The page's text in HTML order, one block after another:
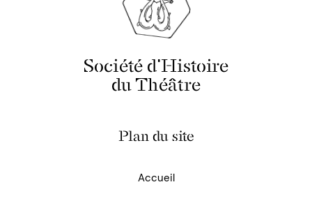
Société d'Histoire
du Théâtre
Plan du site
Accueil